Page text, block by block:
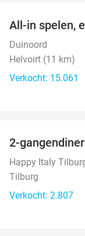
All-in spelen,
Duinoord
Helvoirt (11 km)
Verkocht: 15.061
2-
Happy Italy
Tilburg
Verkocht: 2.807